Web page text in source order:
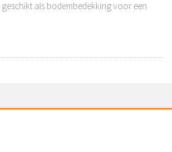
als bodembedekking voor een